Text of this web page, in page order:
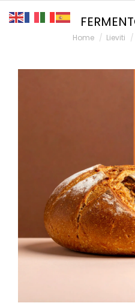
You are here:
Home Lieviti